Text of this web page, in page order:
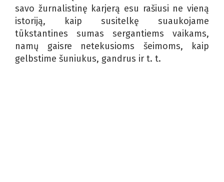
savo žurnalistinę karjerą esu rašiusi ne vieną
istoriją, kaip susitelkę suaukojame
tūkstantines sumas sergantiems vaikams,
namų gaisre netekusioms šeimoms, kaip
gelbstime šuniukus, gandrus ir t. t.